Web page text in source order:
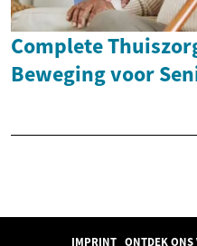
Complete
Beweging voor
IMPRINT ONTDEK ONS